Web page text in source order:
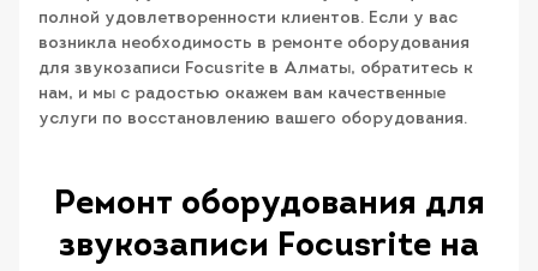
полной удовлетворенности клиентов. Если у вас
возникла необходимость в ремонте оборудования
для звукозаписи Focusrite в Алматы, обратитесь к
нам, и мы с радостью окажем вам качественные
услуги по восстановлению вашего оборудования.
Ремонт оборудования для
звукозаписи Focusrite на